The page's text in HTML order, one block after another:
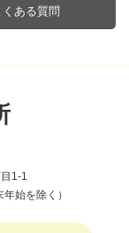
くある質問
1-1
始を除く）